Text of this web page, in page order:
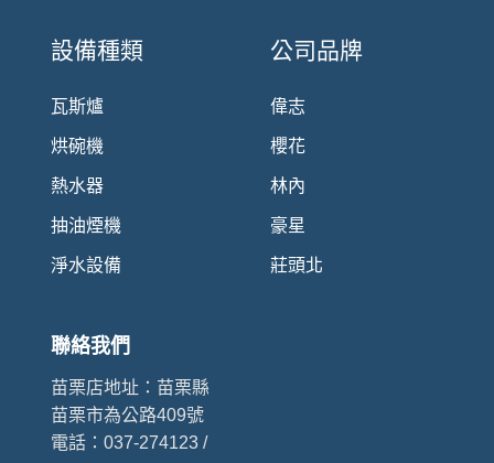
設備種類
瓦斯爐
烘碗機
熱水器
抽油煙機
淨水設備
公司品牌
偉志
櫻花
林內
豪星
莊頭北
聯絡我們
苗栗店地址： 苗栗縣
苗栗市為公路409號
電話：037-274123 /